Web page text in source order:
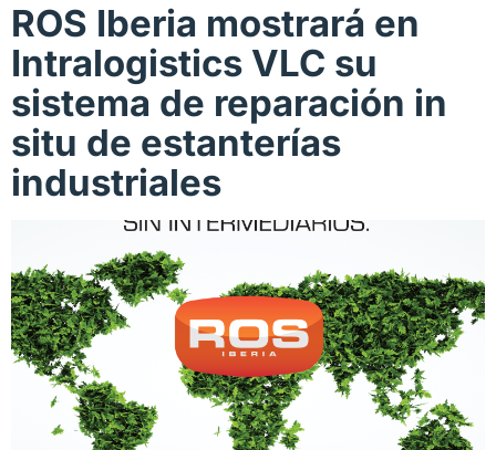
ROS Iberia mostrará en
Intralogistics VLC su
sistema de reparación in
situ de estanterías
industriales